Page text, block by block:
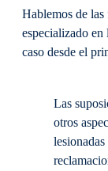
Hablemos de las
especializado en
caso desde el
Las
otros